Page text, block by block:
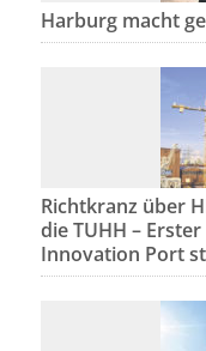
Harburg macht
Richtkranz über
die TUHH –
Innovation Port